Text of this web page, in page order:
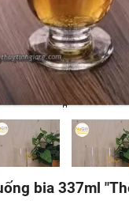
bia 337ml